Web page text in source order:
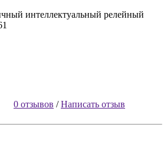
интеллектуальный релейный
0 отзывов /Написать отзыв